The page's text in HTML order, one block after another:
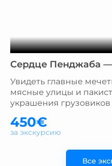
Сердце Пенджаба
Увидеть главные
мясные улицы и
украшения грузовиков
450€
за экскурсию
Все